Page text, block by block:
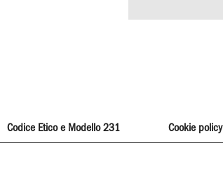
Codice Etico e Modello 231 Cookie policy